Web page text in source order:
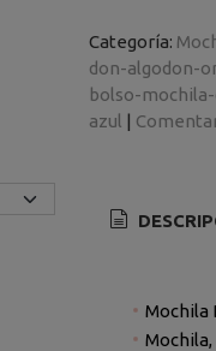
Categoría:
don-algodon-
bolso-
azul |
Mochila